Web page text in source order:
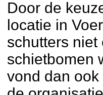
Door de
locatie in
schutters niet
schietbomen
vond dan